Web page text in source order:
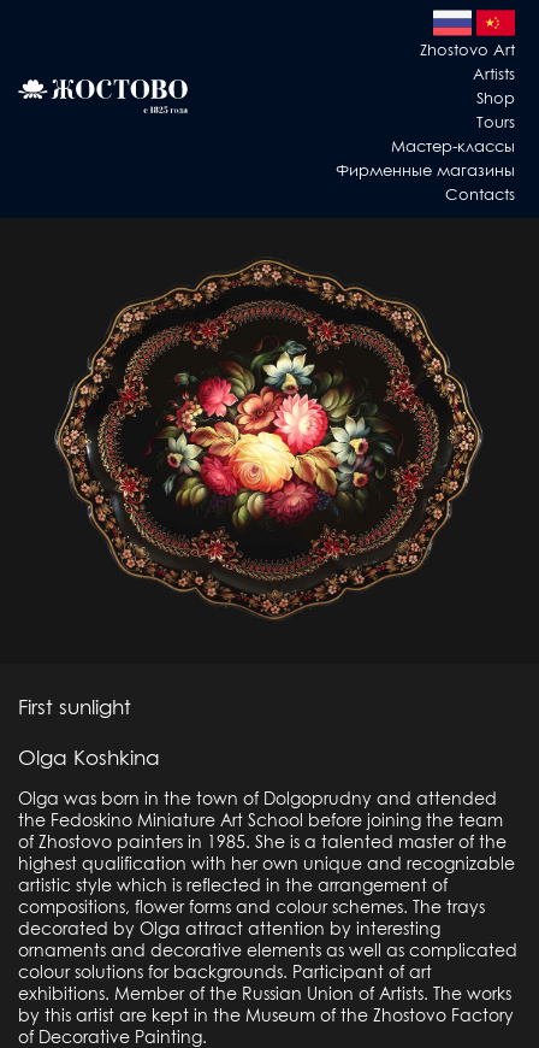
Zhostovo Art
Artists
Shop
Tours
Мастер-классы
Фирменные магазины
Contacts
First sunlight
Olga Koshkina
Olga was born in the town of Dolgoprudny and attended
the Fedoskino Miniature Art School before joining the team
of Zhostovo painters in 1985. She is a talented master of the
highest qualification with her own unique and recognizable
artistic style which is reflected in the arrangement of
compositions, flower forms and colour schemes. The trays
decorated by Olga attract attention by interesting
ornaments and decorative elements as well as complicated
colour solutions for backgrounds. Participant of art
exhibitions. Member of the Russian Union of Artists. The works
by this artist are kept in the Museum of the Zhostovo Factory
of Decorative Painting.